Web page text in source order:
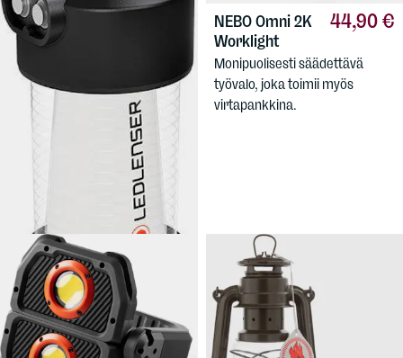
39,90 €
Ladattava led-lyhty retkeilyyn,
mökille, autoremonttiin...
44,90 €
NEBOOmni 2K
Worklight
Monipuolisesti säädettävä
työvalo, joka toimii myös
virtapankkina.